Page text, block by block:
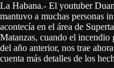
La Habana.- El youtuber
mantuvo a muchas personas
acontecía en el área de
Matanzas, cuando el incendio
del año anterior, nos trae
cuenta más detalles de los